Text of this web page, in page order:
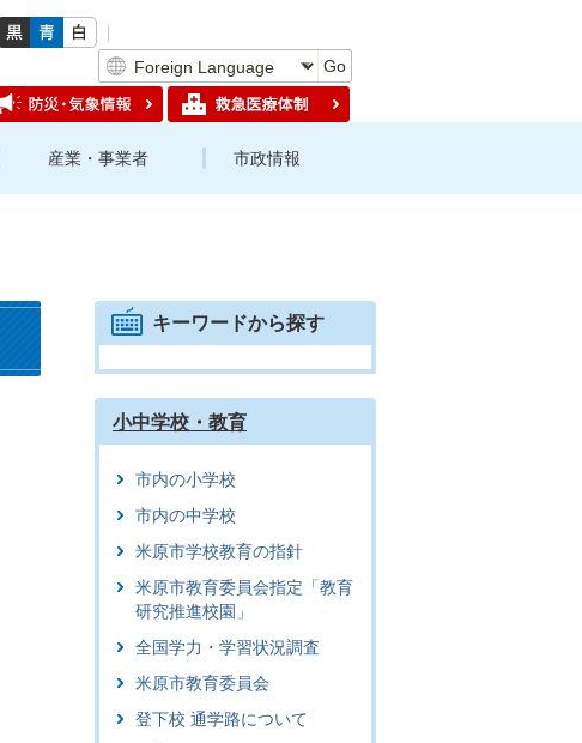
Go
産業・事業者 市政情報
キーワードから探す
小中学校・教育
市内の小学校
市内の中学校
米原市学校教育の指針
米原市教育委員会指定「教育
研究推進校園」
全国学力・学習状況調査
米原市教育委員会
登下校 通学路について